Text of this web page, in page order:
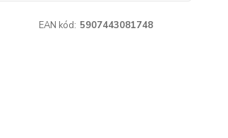
EAN kód: 5907443081748